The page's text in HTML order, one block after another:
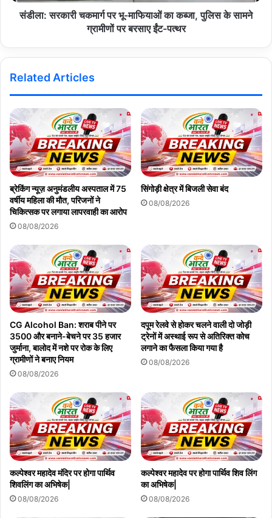
संडीला: सरकारी चकमार्ग पर भू-माफियाओं का कब्जा, पुलिस के सामने
ग्रामीणों पर बरसाए ईंट-पत्थर
Related Articles
ब्रेकिंग न्यूज़ अनुमंडलीय अस्पताल में 75
वर्षीय महिला की मौत, परिजनों ने
चिकित्सक पर लगाया लापरवाही का आरोप
08/08/2026
सिंगोड़ी क्षेत्र में बिजली सेवा बंद
08/08/2026
CG Alcohol Ban: शराब पीने पर
3500 और बनाने-बेचने पर 35 हजार
जुर्माना, बालोद में नशे पर रोक के लिए
ग्रामीणों ने बनाए नियम
08/08/2026
दपूम रेलवे से होकर चलने वाली दो जोड़ी
ट्रेनों में अस्थाई रूप से अतिरिक्त कोच
लगाने का फैसला किया गया है
08/08/2026
कल्पेश्वर महादेव मंदिर पर होगा पार्थिव
शिवलिंग का अभिषेक|
08/08/2026
कल्पेश्वर महादेव पर होगा पार्थिव शिव लिंग
का अभिषेक|
08/08/2026